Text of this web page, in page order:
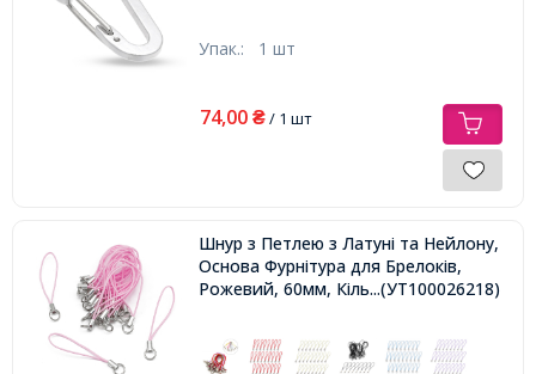
Упак.: 1 шт
74,00 ₴/ 1 шт
Шнур з Петлею з Латуні та Нейлону,
Основа Фурнітура для Брелоків,
Рожевий, 60мм, Кільце 8мм, 25шт
...(УТ100026218)